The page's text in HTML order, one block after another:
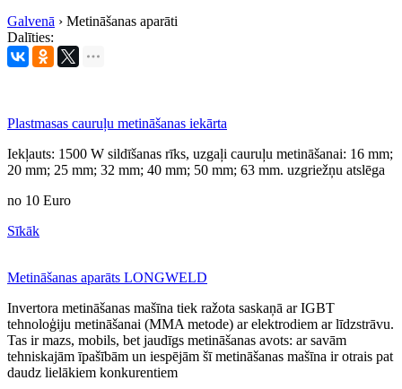
Galvenā › Metināšanas aparāti
Dalīties:
Plastmasas cauruļu metināšanas iekārta
Iekļauts: 1500 W sildīšanas rīks, uzgaļi cauruļu metināšanai: 16 mm;
20 mm; 25 mm; 32 mm; 40 mm; 50 mm; 63 mm. uzgriežņu atslēga
no 10 Euro
Sīkāk
Metināšanas aparāts LONGWELD
Invertora metināšanas mašīna tiek ražota saskaņā ar IGBT
tehnoloģiju metināšanai (MMA metode) ar elektrodiem ar līdzstrāvu.
Tas ir mazs, mobils, bet jaudīgs metināšanas avots: ar savām
tehniskajām īpašībām un iespējām šī metināšanas mašīna ir otrais pat
daudz lielākiem konkurentiem